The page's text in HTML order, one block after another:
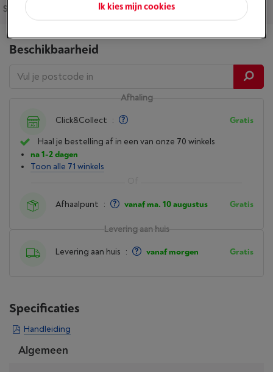
Specificaties Reviews Diensten en Garantie Ons advies
Beschikbaarheid
Levering aan huis
Levering aan huis : vanaf morgen Gratis
Afhaling
Click&Collect : Gratis
Haal je bestelling af in een van onze 70 winkels
na 1-2 dagen
Toon alle 71 winkels
Afhaalpunt : vanaf ma. 10 augustus Gratis
Specificaties
Handleiding
Algemeen
Ik kies mijn cookies